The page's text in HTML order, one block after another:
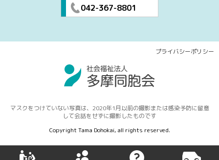
042-367-8801
プライバシーポリシー
マスクをつけていない写真は、2020年1月以前の撮影または感染予防に留意
して会話をせずに撮影したものです
Copyright Tama Dohokai, all rights reserved.